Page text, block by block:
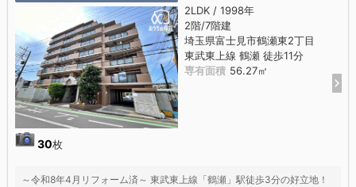
30枚
2LDK / 1998年
2階/7階建
埼玉県富士見市鶴瀬東2丁目
東武東上線 鶴瀬 徒歩11分
専有面積 56.27㎡
～令和8年4月リフォーム済～ 東武東上線「鶴瀬」駅徒歩3分の好立地！